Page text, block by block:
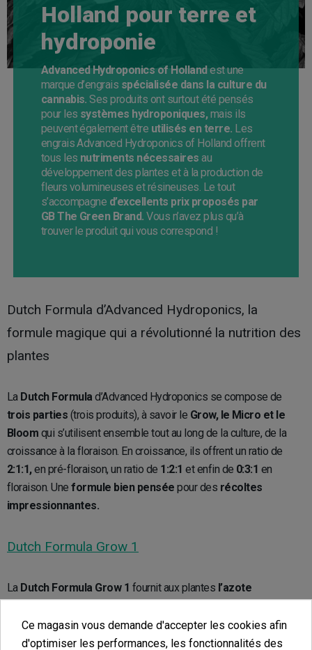
Holland pour terre et
hydroponie
Advanced Hydroponics of Hollandest une
marque d’engrais spécialisée dans la culture du
cannabis. Ses produits ont surtout été pensés
pour les systèmes hydroponiques,mais ils
peuvent également être utilisés en terre. Les
engrais Advanced Hydroponics of Holland offrent
tous les nutriments nécessaires au
développement des plantes et à la production de
fleurs volumineuses et résineuses. Le tout
s’accompagne d’excellents prix proposés par
GB The Green Brand. Vous n’avez plus qu’à
trouver le produit qui vous correspond !
Dutch Formula d’Advanced Hydroponics, la
formule magique qui a révolutionné la nutrition des
plantes
LaDutch Formula d’Advanced Hydroponics se compose de
trois parties (trois produits), à savoir le Grow, le Micro et le
Bloom qui s’utilisent ensemble tout au long de la culture, de la
croissance à la floraison. En croissance, ils offrent un ratio de
2:1:1,en pré-floraison, un ratio de 1:2:1 et enfin de 0:3:1 en
floraison. Uneformule bien pensée pour des récoltes
impressionnantes.
Dutch Formula Grow 1
La Dutch Formula Grow 1 fournit aux plantes l’azote
floraison. Ainsi, celles-ci seront fortes, saines et résistantes et
disposeront des conditions optimales pour supporter le poids de
Ce magasin vous demande d'accepter les cookies afin
d'optimiser les performances, les fonctionnalités des